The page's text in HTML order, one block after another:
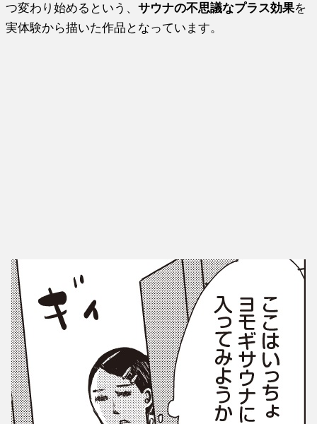
つ変わり始めるという、サウナの不思議なプラス効果を
実体験から描いた作品となっています。